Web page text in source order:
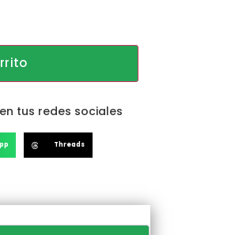
tus redes sociales
Threads